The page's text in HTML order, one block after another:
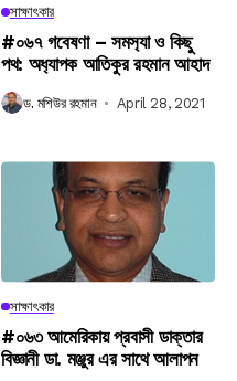
সাক্ষাৎকার
#০৬৭ গবেষণা – সমস‍্যা ও কিছু
পথ: অধ‍্যাপক আতিকুর রহমান আহাদ
ড. মশিউর রহমান April 28, 2021
সাক্ষাৎকার
#০৬৩ আমেরিকায় প্রবাসী ডাক্তার
বিজ্ঞানী ডা. মঞ্জুর এর সাথে আলাপন